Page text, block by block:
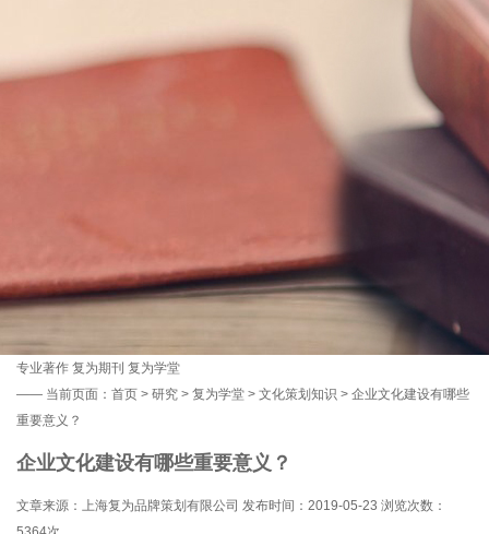
专业著作 复为期刊 复为学堂
—— 当前页面： 首页 > 研究 > 复为学堂 > 文化策划知识 > 企业文化建设有哪些
重要意义？
企业文化建设有哪些重要意义？
文章来源：上海复为品牌策划有限公司 发布时间：2019-05-23 浏览次数：